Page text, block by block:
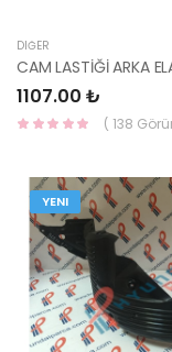
DIĞER
1107.00 ₺
( 138
YENI